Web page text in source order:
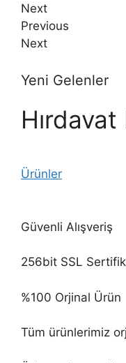
Next
Previous
Next
Yeni Gelenler
Ürünler
Güvenli Alışveriş
256bit SSL
%100 Orjinal Ürün
Tüm ürünlerimiz